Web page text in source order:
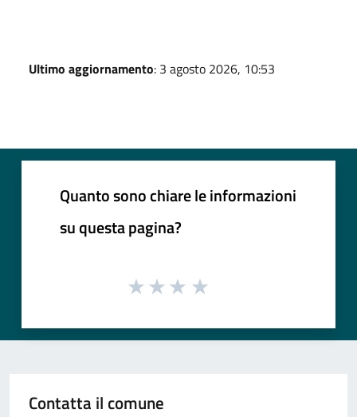
Ultimo aggiornamento: 3 agosto 2026, 10:53
Quanto sono chiare le informazioni
su questa pagina?
Contatta il comune